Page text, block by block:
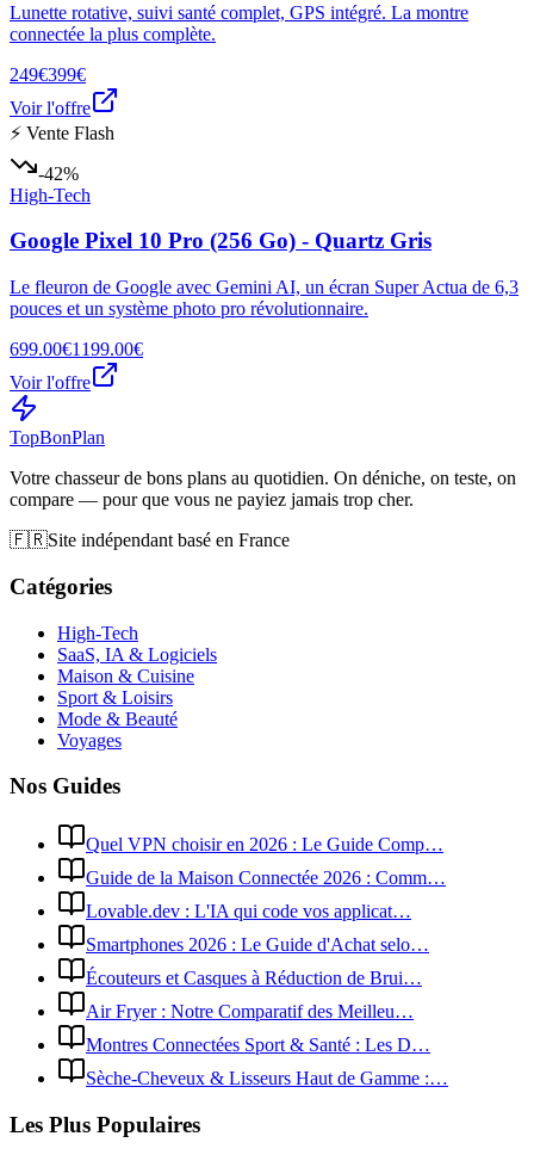
Lunette rotative, suivi santé complet, GPS intégré. La montre
connectée la plus complète.
249€399€
Voir l'offre
⚡ Vente Flash
-42%
High-Tech
Google Pixel 10 Pro (256 Go) - Quartz Gris
Le fleuron de Google avec Gemini AI, un écran Super Actua de 6,3
pouces et un système photo pro révolutionnaire.
699.00€1199.00€
Voir l'offre
TopBonPlan
Votre chasseur de bons plans au quotidien. On déniche, on teste, on
compare — pour que vous ne payiez jamais trop cher.
🇫🇷Site indépendant basé en France
Catégories
High-Tech
SaaS, IA & Logiciels
Maison & Cuisine
Sport & Loisirs
Mode & Beauté
Voyages
Nos Guides
Quel VPN choisir en 2026 : Le Guide Comp…
Guide de la Maison Connectée 2026 : Comm…
Lovable.dev : L'IA qui code vos applicat…
Smartphones 2026 : Le Guide d'Achat selo…
Écouteurs et Casques à Réduction de Brui…
Air Fryer : Notre Comparatif des Meilleu…
Montres Connectées Sport & Santé : Les D…
Sèche-Cheveux & Lisseurs Haut de Gamme :…
Les Plus Populaires